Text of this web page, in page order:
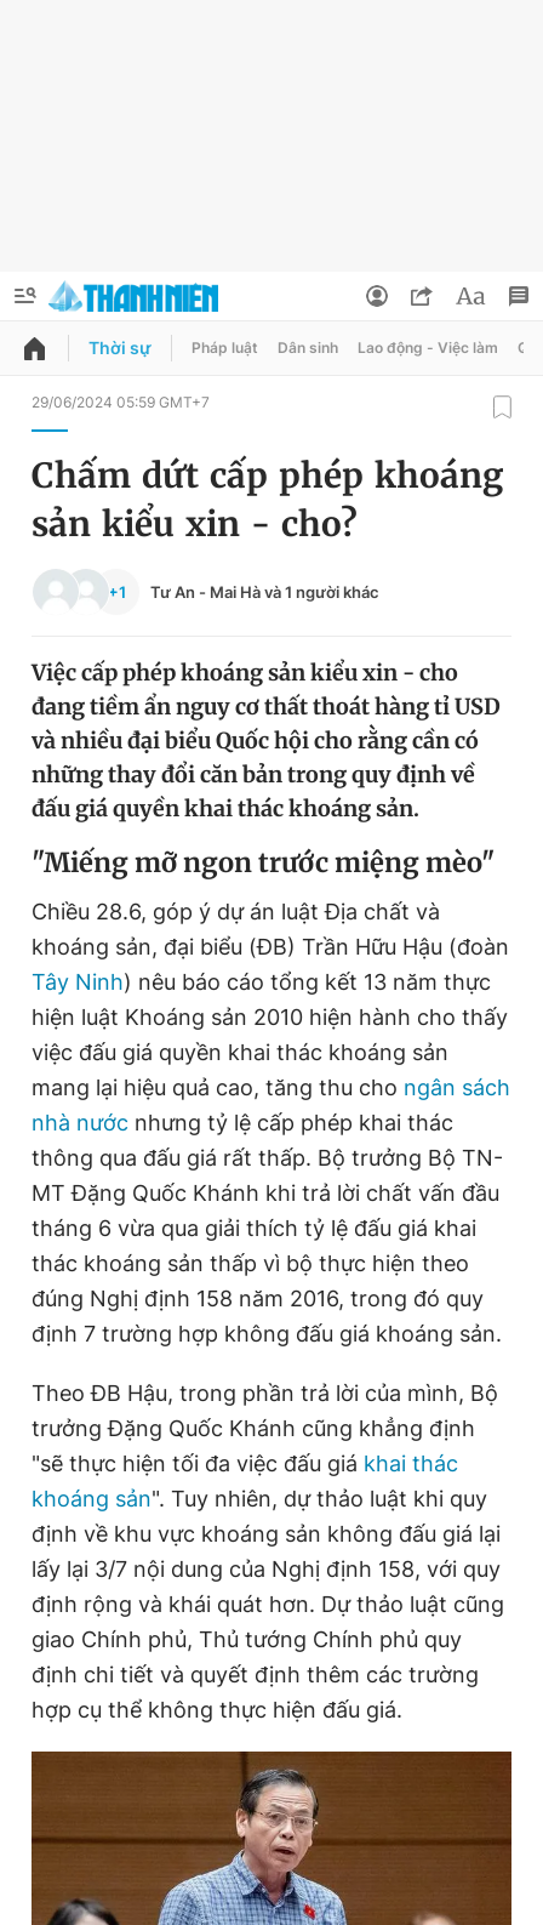
QUẢNG CÁO
Chuyên mục
Chuyên mục khác
Tin thị trường Tin 360
Video Magazine
Sản phẩm khác
Tiện ích Bạn cần biết
Thông tin tòa soạn Liên hệ quảng cáo
Đọc Thanh Niên trên điện thoại
Theo dõi báo trên
Hotline
0906 645 777
Liên hệ quảng cáo
Quảng cáo RSS Tòa soạn
Tổng biên tập: Nguyễn Ngọc Toàn
Phó tổng biên tập thường trực: Hải Thành
Phó tổng biên tập: Lâm Hiếu Dũng
Phó tổng biên tập: Trần Việt Hưng
Tổng thư ký tòa soạn: Đức Trung
Giấy phép xuất bản số 110/GP - BTTTT cấp ngày 24.3.2020
© 2003-2026 Bản quyền thuộc về Báo Thanh Niên. Cấm sao
chép dưới mọi hình thức nếu không có sự chấp thuận bằng văn
bản. Phát triển bởi ePi Technologies, JSC.
Đổi mật khẩu
Tin đã lưu
Tin đã xem
Đăng xuất
Thời sự Pháp luật Dân sinh Lao động - Việc làm
29/06/2024 05:59 GMT+7
Chấm dứt cấp phép khoáng
sản kiểu xin - cho?
+1 Tư An - Mai Hàvà 1 người khác
Việc cấp phép khoáng sản kiểu xin - cho
đang tiềm ẩn nguy cơ thất thoát hàng tỉ USD
và nhiều đại biểu Quốc hội cho rằng cần có
những thay đổi căn bản trong quy định về
đấu giá quyền khai thác khoáng sản.
"Miếng mỡ ngon trước miệng mèo"
Chiều 28.6, góp ý dự án luật Địa chất và
khoáng sản, đại biểu (ĐB) Trần Hữu Hậu (đoàn
Tây Ninh) nêu báo cáo tổng kết 13 năm thực
hiện luật Khoáng sản 2010 hiện hành cho thấy
việc đấu giá quyền khai thác khoáng sản
mang lại hiệu quả cao, tăng thu cho ngân sách
nhà nước nhưng tỷ lệ cấp phép khai thác
thông qua đấu giá rất thấp. Bộ trưởng Bộ TN-
MT Đặng Quốc Khánh khi trả lời chất vấn đầu
tháng 6 vừa qua giải thích tỷ lệ đấu giá khai
thác khoáng sản thấp vì bộ thực hiện theo
đúng Nghị định 158 năm 2016, trong đó quy
định 7 trường hợp không đấu giá khoáng sản.
Theo ĐB Hậu, trong phần trả lời của mình, Bộ
trưởng Đặng Quốc Khánh cũng khẳng định
"sẽ thực hiện tối đa việc đấu giá khai thác
khoáng sản". Tuy nhiên, dự thảo luật khi quy
định về khu vực khoáng sản không đấu giá lại
lấy lại 3/7 nội dung của Nghị định 158, với quy
định rộng và khái quát hơn. Dự thảo luật cũng
giao Chính phủ, Thủ tướng Chính phủ quy
định chi tiết và quyết định thêm các trường
hợp cụ thể không thực hiện đấu giá.